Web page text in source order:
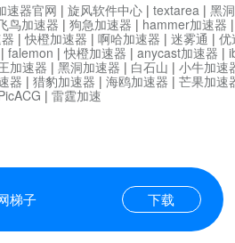
梯子 下载
速器官网 | 旋风软件中心 | textarea | 黑
鸟加速器 | 狗急加速器 | hammer加速器
|快橙加速器 | 啊哈加速器 | 迷雾通 | 优
| falemon |快橙加速器 | anycast加速器 |
加速器 | 黑洞加速器 | 白石山 | 小牛加速
器 | 猎豹加速器 | 海鸥加速器 | 芒果加速
| 雷霆加速